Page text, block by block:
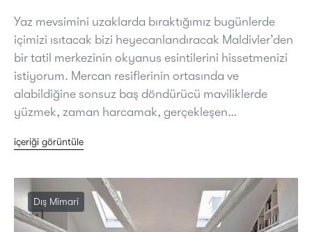
Yaz mevsimini uzaklarda bıraktığımız bugünlerde
içimizi ısıtacak bizi heyecanlandıracak Maldivler’den
bir tatil merkezinin okyanus esintilerini hissetmenizi
istiyorum. Mercan resiflerinin ortasında ve
alabildiğine sonsuz baş döndürücü maviliklerde
yüzmek, zaman harcamak, gerçekleşen…
içeriği görüntüle
Dış Mimari